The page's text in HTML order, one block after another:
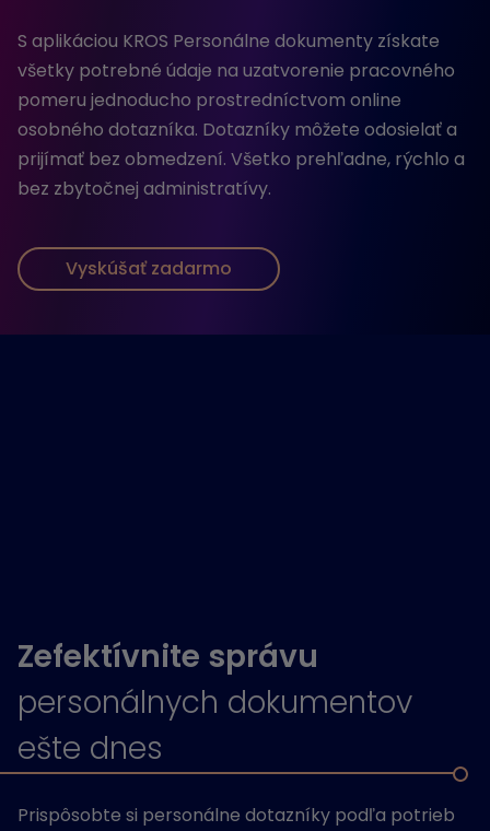
S aplikáciou KROS Personálne dokumenty získate
všetky potrebné údaje na uzatvorenie pracovného
pomeru jednoducho prostredníctvom online
osobného dotazníka. Dotazníky môžete odosielať a
prijímať bez obmedzení. Všetko prehľadne, rýchlo a
bez zbytočnej administratívy.
Vyskúšať zadarmo
Zefektívnite správu
personálnych dokumentov
ešte dnes
Prispôsobte si personálne dotazníky podľa potrieb